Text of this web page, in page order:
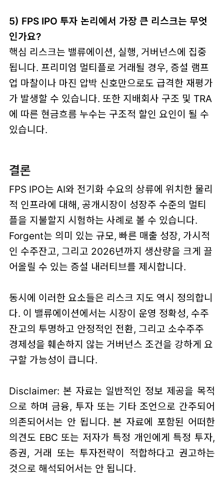
5) FPS IPO 투자 논리에서 가장 큰 리스크는 무엇
인가요?
핵심 리스크는 밸류에이션, 실행, 거버넌스에 집중
됩니다. 프리미엄 멀티플로 거래될 경우, 증설 램프
업 마찰이나 마진 압박 신호만으로도 급격한 재평가
가 발생할 수 있습니다. 또한 지배회사 구조 및 TRA
에 따른 현금흐름 누수는 구조적 할인 요인이 될 수
있습니다.
결론
FPS IPO는 AI와 전기화 수요의 상류에 위치한 물리
적 인프라에 대해, 공개시장이 성장주 수준의 멀티
플을 지불할지 시험하는 사례로 볼 수 있습니다.
Forgent는 의미 있는 규모, 빠른 매출 성장, 가시적
인 수주잔고, 그리고 2026년까지 생산량을 크게 끌
어올릴 수 있는 증설 내러티브를 제시합니다.
동시에 이러한 요소들은 리스크 지도 역시 정의합니
다. 이 밸류에이션에서는 시장이 운영 정확성, 수주
잔고의 투명하고 안정적인 전환, 그리고 소수주주
경제성을 훼손하지 않는 거버넌스 조건을 강하게 요
구할 가능성이 큽니다.
Disclaimer: 본 자료는 일반적인 정보 제공을 목적
으로 하며 금융, 투자 또는 기타 조언으로 간주되어
의존되어서는 안 됩니다. 본 자료에 포함된 어떠한
의견도 EBC 또는 저자가 특정 개인에게 특정 투자,
증권, 거래 또는 투자전략이 적합하다고 권고하는
것으로 해석되어서는 안 됩니다.